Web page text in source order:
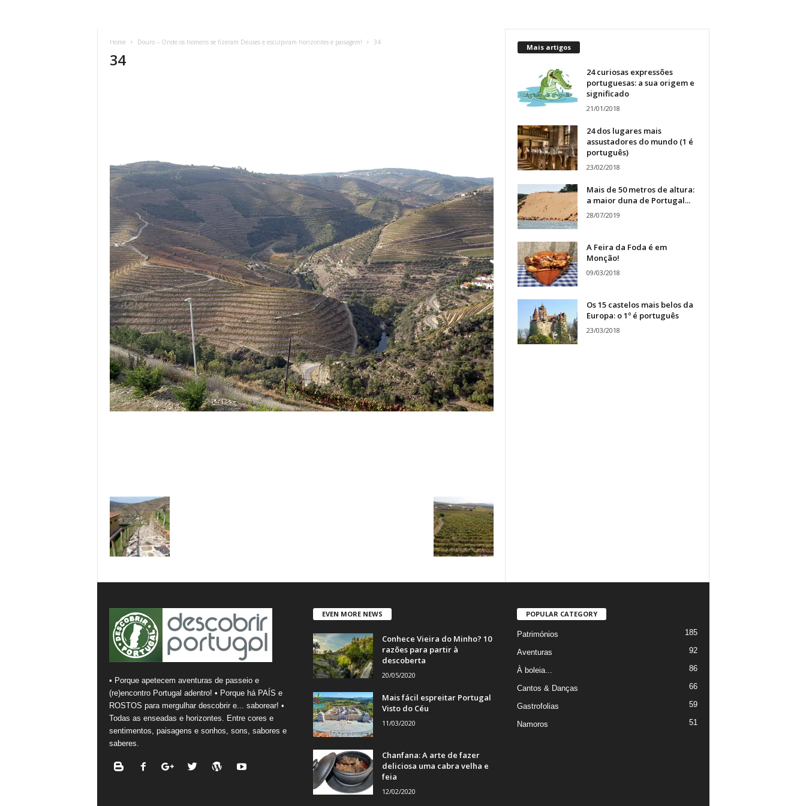
Home Douro – Onde os homens se fizeram Deuses e esculpiram horizontes e paisagem! 34
34
Mais artigos
24 curiosas expressões
portuguesas: a sua origem e
significado
21/01/2018
24 dos lugares mais
assustadores do mundo (1 é
português)
23/02/2018
Mais de 50 metros de altura:
a maior duna de Portugal...
28/07/2019
A Feira da Foda é em
Monção!
09/03/2018
Os 15 castelos mais belos da
Europa: o 1º é português
23/03/2018
• Porque apetecem aventuras de passeio e
(re)encontro Portugal adentro! • Porque há PAÍS e
ROSTOS para mergulhar descobrir e... saborear! •
Todas as enseadas e horizontes. Entre cores e
sentimentos, paisagens e sonhos, sons, sabores e
saberes.
EVEN MORE NEWS
Conhece Vieira do Minho? 10
razões para partir à
descoberta
20/05/2020
Mais fácil espreitar Portugal
Visto do Céu
11/03/2020
Chanfana: A arte de fazer
deliciosa uma cabra velha e
feia
12/02/2020
POPULAR CATEGORY
Patrimónios 185
Aventuras 92
À boleia... 86
Cantos & Danças 66
Gastrofolias 59
Namoros 51